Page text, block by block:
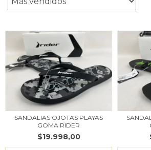
SANDALIAS OJOTAS PLAYAS
GOMA RIDER
$19.998,00